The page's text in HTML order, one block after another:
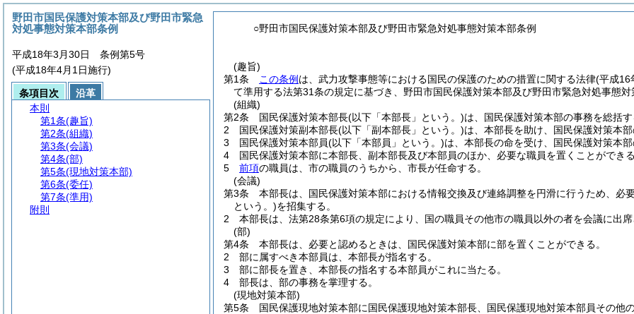
○野田市国民保護対策本部及び野田市緊急対処事態対策本部条例
(趣旨)
第1条
この条例 は、武力攻撃事態等における国民の保護のための措置に関する法律(平成16
て準用する法第31条の規定に基づき、野田市国民保護対策本部及び野田市緊急対処事態
(組織)
第2条
国民保護対策本部長(以下「本部長」という。)は、国民保護対策本部の事務を総括す
2
国民保護対策副本部長(以下「副本部長」という。)は、本部長を助け、国民保護対策本部
3
国民保護対策本部員(以下「本部員」という。)は、本部長の命を受け、国民保護対策本部
4
国民保護対策本部に本部長、副本部長及び本部員のほか、必要な職員を置くことができる
5
前項の職員は、市の職員のうちから、市長が任命する。
(会議)
第3条
本部長は、国民保護対策本部における情報交換及び連絡調整を円滑に行うため、必
という。)を招集する。
2
本部長は、法第28条第6項の規定により、国の職員その他市の職員以外の者を会議に出
(部)
第4条
本部長は、必要と認めるときは、国民保護対策本部に部を置くことができる。
2
部に属すべき本部員は、本部長が指名する。
3
部に部長を置き、本部長の指名する本部員がこれに当たる。
4
部長は、部の事務を掌理する。
(現地対策本部)
第5条
国民保護現地対策本部に国民保護現地対策本部長、国民保護現地対策本部員その
野田市国民保護対策本部及び野田市緊急
対処事態対策本部条例
平成18年3月30日 条例第5号
(平成18年4月1日施行)
条項目次
沿革
本則
第1条(趣旨)
第2条(組織)
第3条(会議)
第4条(部)
第5条(現地対策本部)
第6条(委任)
第7条(準用)
附則